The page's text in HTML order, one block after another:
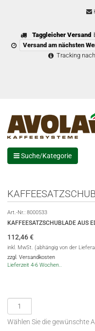
Taggleicher Versand
Versand am nächsten
Tracking
Suche/Kategorie
Art.-Nr.: 8000533
KAFFEESATZSCHUBLADE AUS
112,46€
inkl. MwSt. (abhängig von der
zzgl. Versandkosten
Lieferzeit 4-6 Wochen..
Wählen Sie die gewünschte